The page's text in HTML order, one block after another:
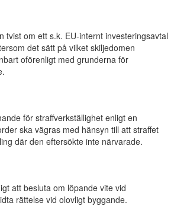
tvist om ett s.k. EU-internt investeringsavtal
det sätt på vilket skiljedomen
oförenligt med grunderna för
för straffverkställighet enligt en
ska vägras med hänsyn till att straffet
där den eftersökte inte närvarade.
att besluta om löpande vite vid
rättelse vid olovligt byggande.